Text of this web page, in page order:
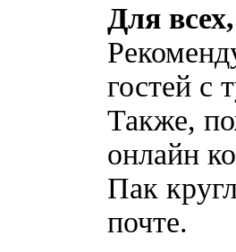
Для
гостей с
Также,
онлайн
Пак
почте.